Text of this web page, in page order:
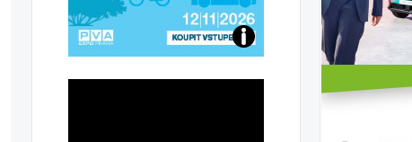
Přijďte